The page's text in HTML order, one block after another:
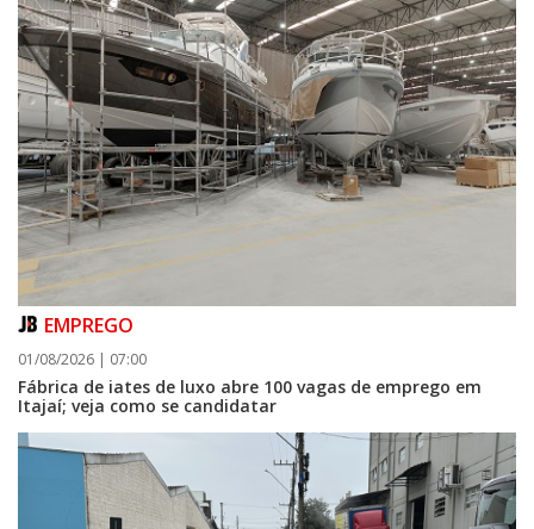
EMPREGO
01/08/2026 | 07:00
Fábrica de iates de luxo abre 100 vagas de emprego em
Itajaí; veja como se candidatar